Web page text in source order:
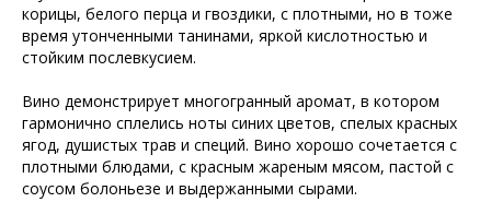
корицы, белого перца и гвоздики, с плотными, но в тоже
время утонченными танинами, яркой кислотностью и
стойким послевкусием.
Вино демонстрирует многогранный аромат, в котором
гармонично сплелись ноты синих цветов, спелых красных
ягод, душистых трав и специй. Вино хорошо сочетается с
плотными блюдами, с красным жареным мясом, пастой с
соусом болоньезе и выдержанными сырами.